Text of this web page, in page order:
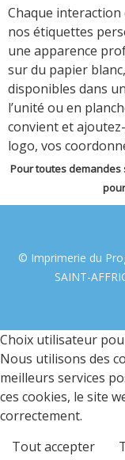
Chaque
nos étiquettes
une apparence
sur du papier
disponibles dans
l’unité ou en
convient et
logo, vos
Pour toutes
© Imprimerie du
SAINT-
Choix utilisateur
Nous utilisons des
meilleurs services
ces cookies, le site
correctement.
Tout accepter